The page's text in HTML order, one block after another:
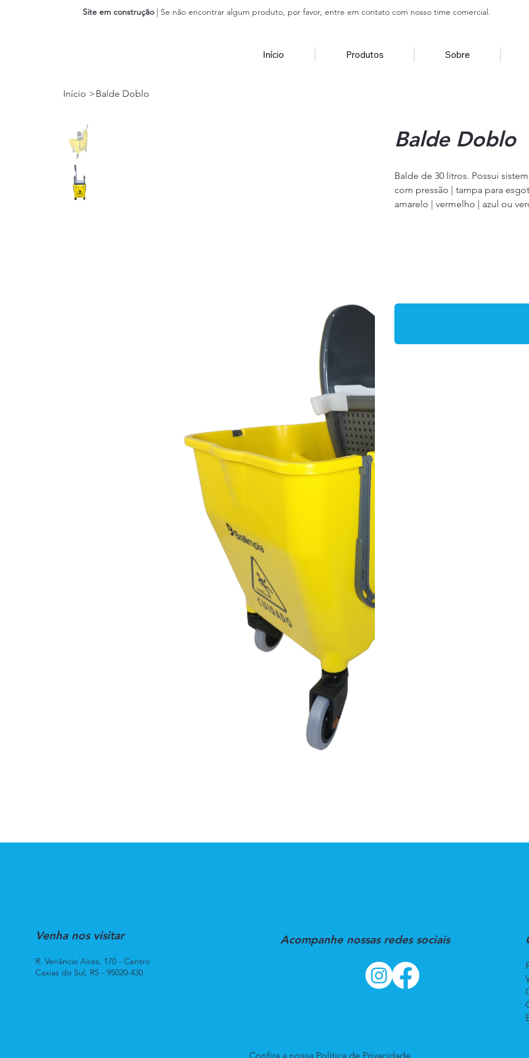
Início Produtos Sobre
Site em construção | Se não encontrar algum produto, por favor, entre em contato com nosso time comercial.
Início >Balde Doblo
Balde Doblo
Balde de 30 litros. Possui
com pressão | tampa para
amarelo | vermelho | azul ou
Venha nos visitar
R. Venâncio Aires, 170 - Centro
Caxias do Sul, RS - 95020-430
Acompanhe nossas redes sociais
Confira a nossa Política de Privacidade